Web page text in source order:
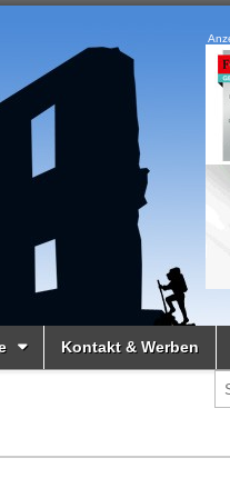
Kontakt & Werben